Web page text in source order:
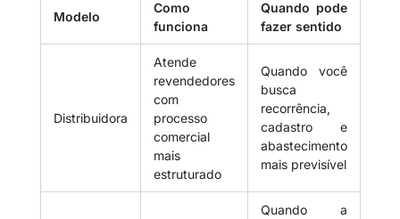
Modelo
Como
funciona
Quando pode
fazer sentido
Distribuidora
Atende
revendedores
com
processo
comercial
mais
estruturado
Quando você
busca
recorrência,
cadastro e
abastecimento
mais previsível
Quando a